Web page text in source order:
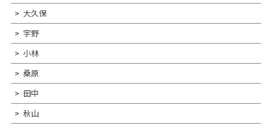
大久保
宇野
小林
桑原
田中
秋山